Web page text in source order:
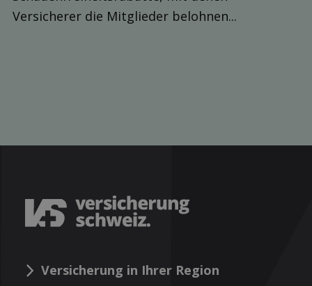
Versicherer die Mitglieder belohnen...
Versicherung in Ihrer Region